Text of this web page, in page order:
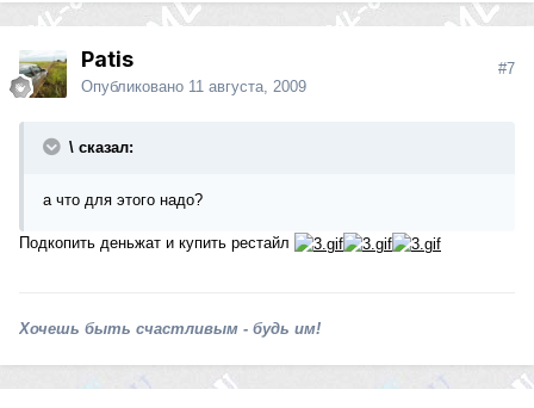
Patis
Опубликовано 11 августа, 2009
#7
\ сказал:
а что для этого надо?
Подкопить деньжат и купить рестайл
Хочешь быть счастливым - будь им!